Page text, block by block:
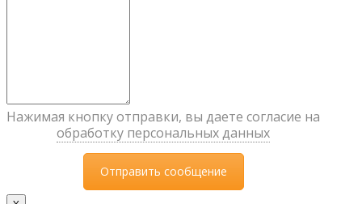
Нажимая кнопку отправки, вы даете согласие на
обработку персональных данных